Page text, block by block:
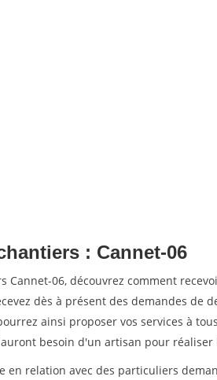
: Cannet-06
Cannet-06, découvrez comment
dès à présent des demandes de
ainsi proposer vos services à
besoin d'un artisan pour réaliser
en relation avec des particuliers